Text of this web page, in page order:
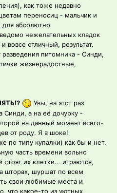
как тоже недавно
переносиц - мальчик и
абсолютно
нежелательных кладок
вовсе отличный, результат.
питомника - Синди,
жизнерадостные,
Увы, на этот раз
Синди, а на её дочурку -
на данный момент всего-
от роду. Я в шоке!
по типу купалки) как бы и нет.
часть времени вольно
их клетки... играются,
шторах, шуршат по всем
свои любимые места и
что какое-то из уютных